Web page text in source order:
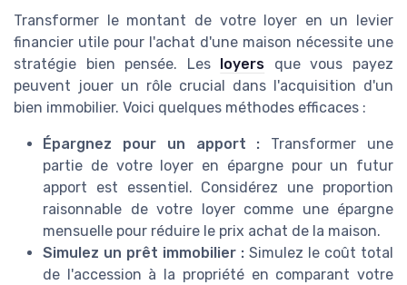
Transformer le montant de votre loyer en un levier
financier utile pour l'achat d'une maison nécessite une
stratégie bien pensée. Les loyers que vous payez
peuvent jouer un rôle crucial dans l'acquisition d'un
bien immobilier. Voici quelques méthodes efficaces :
Épargnez pour un apport : Transformer une
partie de votre loyer en épargne pour un futur
apport est essentiel. Considérez une proportion
raisonnable de votre loyer comme une épargne
mensuelle pour réduire le prix achat de la maison.
Simulez un prêt immobilier : Simulez le coût total
de l'accession à la propriété en comparant votre